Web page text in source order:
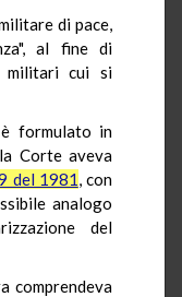
di pace,
al fine di
militari cui si
formulato in
Corte aveva
del 1981, con
analogo
del
comprendeva